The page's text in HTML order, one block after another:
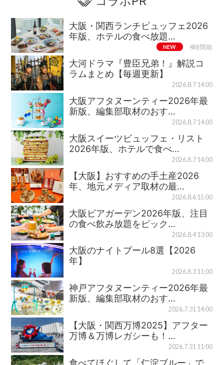
大阪・関西ランチビュッフェ2026
年版、ホテルの食べ放題…
NEW 4時間前
大河ドラマ『豊臣兄弟！』解説コ
ラムまとめ【毎週更新】
2026.8.7 14:00
大阪アフタヌーンティー2026年最
新版、編集部取材のおす…
2026.8.7 14:00
大阪スイーツビュッフェ・リスト
2026年版、ホテルで食べ…
2026.8.7 14:00
【大阪】おすすめの手土産2026
年、地元メディア取材の最…
2026.8.6 15:00
大阪ビアガーデン2026年版、注目
の食べ飲み放題をピック…
2026.8.4 13:00
大阪のナイトプール8選【2026
年】
2026.8.3 11:00
神戸アフタヌーンティー2026年最
新版、編集部取材のおす…
2026.7.31 14:00
【大阪・関西万博2025】アフター
万博＆万博レガシーも！…
2026.7.31 11:00
食べてほぐして「仁淀ブルー」で